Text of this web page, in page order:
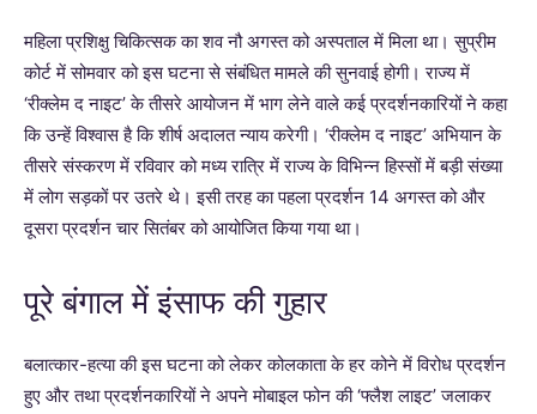
महिला प्रशिक्षु चिकित्सक का शव नौ अगस्त को अस्पताल में मिला था। सुप्रीम
कोर्ट में सोमवार को इस घटना से संबंधित मामले की सुनवाई होगी। राज्य में
‘रीक्लेम द नाइट’ के तीसरे आयोजन में भाग लेने वाले कई प्रदर्शनकारियों ने कहा
कि उन्हें विश्वास है कि शीर्ष अदालत न्याय करेगी। ‘रीक्लेम द नाइट’ अभियान के
तीसरे संस्करण में रविवार को मध्य रात्रि में राज्य के विभिन्न हिस्सों में बड़ी संख्या
में लोग सड़कों पर उतरे थे। इसी तरह का पहला प्रदर्शन 14 अगस्त को और
दूसरा प्रदर्शन चार सितंबर को आयोजित किया गया था।
पूरे बंगाल में इंसाफ की गुहार
बलात्कार-हत्या की इस घटना को लेकर कोलकाता के हर कोने में विरोध प्रदर्शन
हुए और तथा प्रदर्शनकारियों ने अपने मोबाइल फोन की ‘फ्लैश लाइट’ जलाकर